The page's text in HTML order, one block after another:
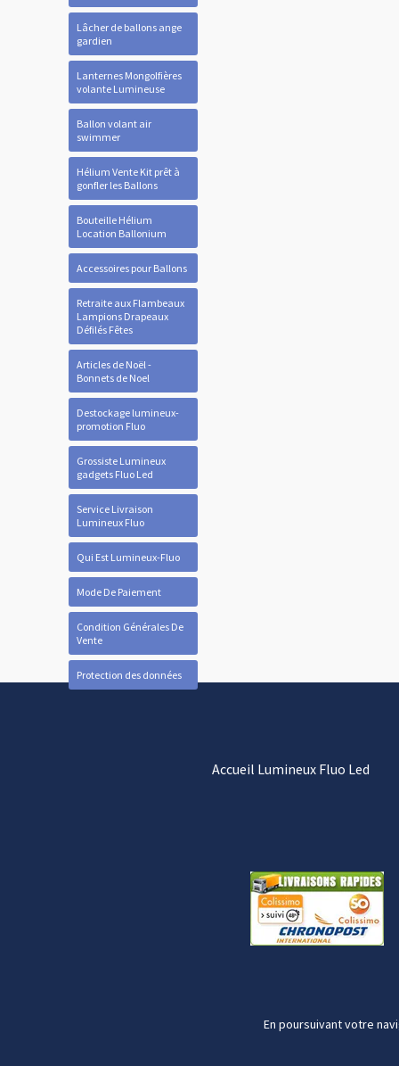
Lâcher de ballons ange
gardien
Lanternes Mongolfières
volante Lumineuse
Ballon volant air
swimmer
Hélium Vente Kit prêt à
gonfler les Ballons
Bouteille Hélium
Location Ballonium
Accessoires pour Ballons
Retraite aux Flambeaux
Lampions Drapeaux
Défilés Fêtes
Articles de Noël -
Bonnets de Noel
Destockage lumineux-
promotion Fluo
Grossiste Lumineux
gadgets Fluo Led
Service Livraison
Lumineux Fluo
Qui Est Lumineux-Fluo
Mode De Paiement
Condition Générales De
Vente
Protection des données
Accueil Lumineux Fluo Led
En poursuivant votre